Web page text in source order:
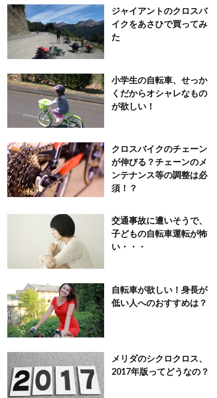
ジャイアントのクロスバ
イクをあさひで買ってみ
た
小学生の自転車、せっか
くだからオシャレなもの
が欲しい！
クロスバイクのチェーン
が伸びる？チェーンのメ
ンテナンス等の調整は必
須！？
交通事故に遭いそうで、
子どもの自転車運転が怖
い・・・
自転車が欲しい！身長が
低い人へのおすすめは？
メリダのシクロクロス、
2017年版ってどうなの？